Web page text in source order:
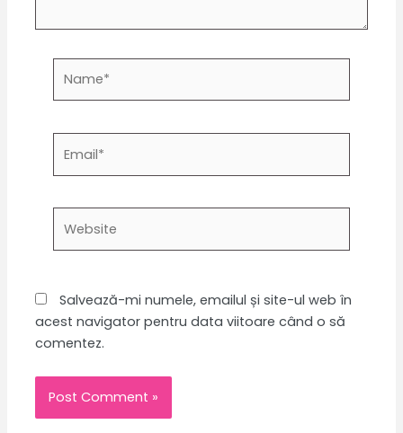
Salvează-mi numele, emailul și site-ul web în
acest navigator pentru data viitoare când o să
comentez.